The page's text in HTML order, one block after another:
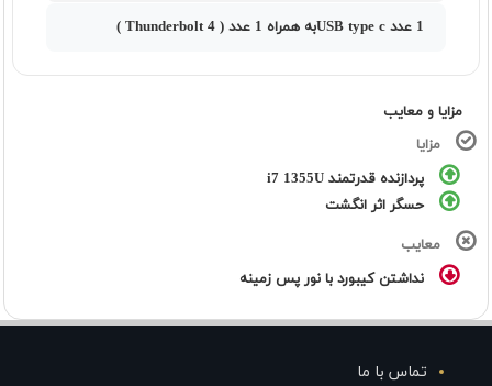
1 عدد USB type cبه همراه 1 عدد ( Thunderbolt 4 )
مزایا و معایب
مزایا
پردازنده قدرتمند i7 1355U
حسگر اثر انگشت
معایب
نداشتن کیبورد با نور پس زمینه
تماس با ما